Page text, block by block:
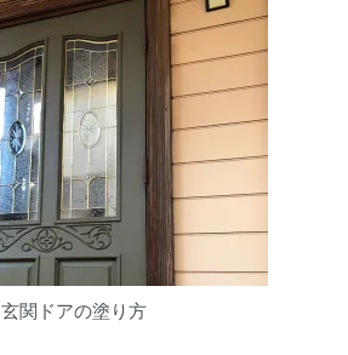
玄関ドアの塗り方